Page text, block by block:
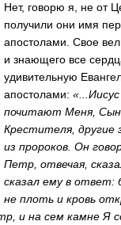
Нет, говорю я, не от
получили они имя
апостолами. Свое
и знающего все
удивительную
апостолами:
почитают Меня,
Крестителя, другие
из пророков. Он
Петр, отвечая,
сказал ему в
не плоть и кровь
и на сем камне Я